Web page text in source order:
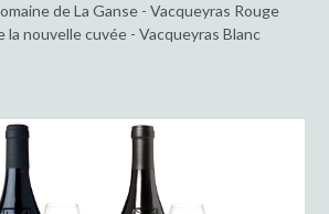
de La Ganse - Vacqueyras Rouge
la nouvelle cuvée - Vacqueyras Blanc